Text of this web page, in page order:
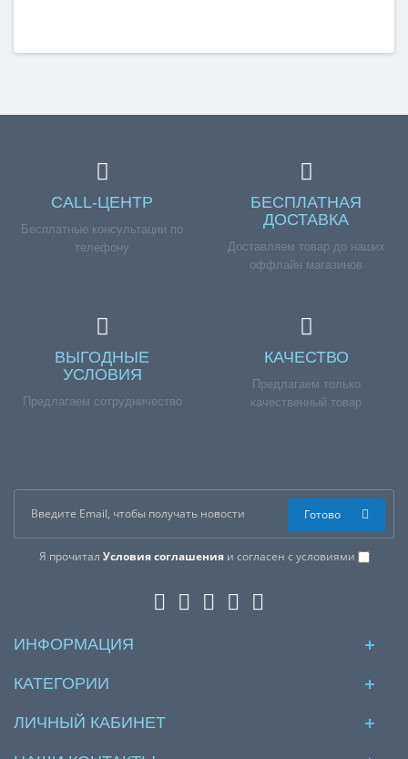
Справка для покупателей
нашим менеджерам по номеру телефона +7 (960) 579-
CALL-ЦЕНТР
Бесплатные консультации по
телефону
БЕСПЛАТНАЯ
ДОСТАВКА
Доставляем товар до наших
оффлайн магазинов
ВЫГОДНЫЕ
УСЛОВИЯ
Предлагаем сотрудничество
КАЧЕСТВО
Предлагаем только
качественный товар
Я прочитал Условия соглашенияи согласен с условиями
Готово
ИНФОРМАЦИЯ
КАТЕГОРИИ
ЛИЧНЫЙ КАБИНЕТ